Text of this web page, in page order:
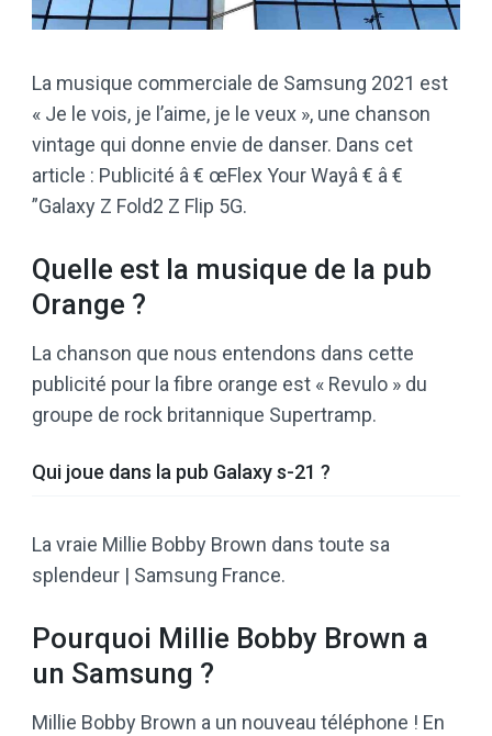
La musique commerciale de Samsung 2021 est
« Je le vois, je l’aime, je le veux », une chanson
vintage qui donne envie de danser. Dans cet
article : Publicité â € œFlex Your Wayâ € â €
”Galaxy Z Fold2 Z Flip 5G.
Quelle est la musique de la pub
Orange ?
La chanson que nous entendons dans cette
publicité pour la fibre orange est « Revulo » du
groupe de rock britannique Supertramp.
Qui joue dans la pub Galaxy s-21 ?
La vraie Millie Bobby Brown dans toute sa
splendeur | Samsung France.
Pourquoi Millie Bobby Brown a
un Samsung ?
Millie Bobby Brown a un nouveau téléphone ! En